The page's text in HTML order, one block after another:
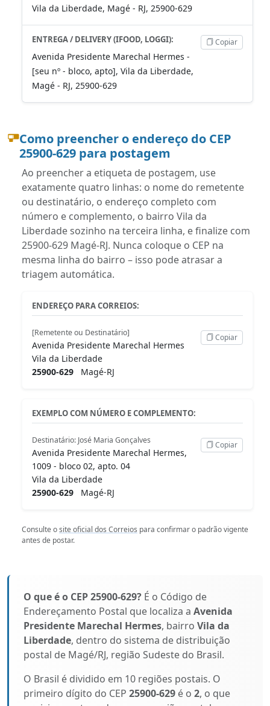
Vila da Liberdade, Magé - RJ, 25900-629
ENTREGA / DELIVERY (IFOOD, LOGGI):
Avenida Presidente Marechal Hermes -
[seu nº - bloco, apto], Vila da Liberdade,
Magé - RJ, 25900-629
Copiar
Como preencher o endereço do CEP
25900-629 para postagem
Ao preencher a etiqueta de postagem, use
exatamente quatro linhas: o nome do remetente
ou destinatário, o endereço completo com
número e complemento, o bairro Vila da
Liberdade sozinho na terceira linha, e finalize com
25900-629 Magé-RJ. Nunca coloque o CEP na
mesma linha do bairro – isso pode atrasar a
triagem automática.
ENDEREÇO PARA CORREIOS:
[Remetente ou Destinatário]
Avenida Presidente Marechal Hermes
Vila da Liberdade
25900-629 Magé-RJ
Copiar
EXEMPLO COM NÚMERO E COMPLEMENTO:
Destinatário: José Maria Gonçalves
Avenida Presidente Marechal Hermes,
1009 - bloco 02, apto. 04
Vila da Liberdade
25900-629 Magé-RJ
Copiar
Consulte osite oficial dos Correios para confirmar o padrão vigente
antes de postar.
O que é o CEP 25900-629? É o Código de
Endereçamento Postal que localiza a Avenida
Presidente Marechal Hermes, bairro Vila da
Liberdade, dentro do sistema de distribuição
postal de Magé/RJ, região Sudeste do Brasil.
O Brasil é dividido em 10 regiões postais. O
primeiro dígito do CEP 25900-629 é o 2, o que